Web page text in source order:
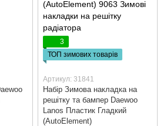
3
ТОП зимових товарів
Артикул: 31841
Набір Зимова накладка на
решітку та бампер Daewoo
Lanos Пластик Гладкий
(AutoElement)